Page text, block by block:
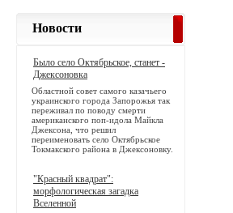
Новости
Было село Октябрьское, станет -
Джексоновка
Областной совет самого казачьего
украинского города Запорожья так
переживал по поводу смерти
американского поп-идола Майкла
Джексона, что решил
переименовать село Октябрьское
Токмакского района в Джексоновку.
"Красный квадрат":
морфологическая загадка
Вселенной